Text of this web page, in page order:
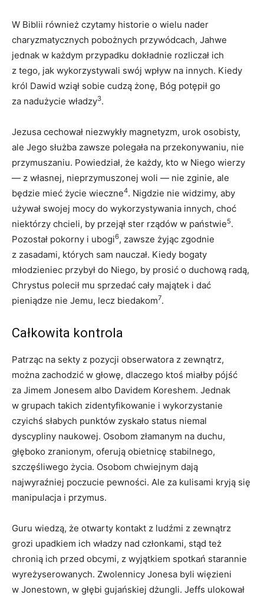
W Biblii również czytamy historie o wielu nader
charyzmatycznych pobożnych przywódcach, Jahwe
jednak w każdym przypadku dokładnie rozliczał ich
z tego, jak wykorzystywali swój wpływ na innych. Kiedy
król Dawid wziął sobie cudzą żonę, Bóg potępił go
za nadużycie władzy3.
Jezusa cechował niezwykły magnetyzm, urok osobisty,
ale Jego służba zawsze polegała na przekonywaniu, nie
przymuszaniu. Powiedział, że każdy, kto w Niego wierzy
— z własnej, nieprzymuszonej woli — nie zginie, ale
będzie mieć życie wieczne4. Nigdzie nie widzimy, aby
używał swojej mocy do wykorzystywania innych, choć
niektórzy chcieli, by przejął ster rządów w państwie5.
Pozostał pokorny i ubogi6, zawsze żyjąc zgodnie
z zasadami, których sam nauczał. Kiedy bogaty
młodzieniec przybył do Niego, by prosić o duchową radą,
Chrystus polecił mu sprzedać cały majątek i dać
pieniądze nie Jemu, lecz biedakom7.
Całkowita kontrola
Patrząc na sekty z pozycji obserwatora z zewnątrz,
można zachodzić w głowę, dlaczego ktoś miałby pójść
za Jimem Jonesem albo Davidem Koreshem. Jednak
w grupach takich zidentyfikowanie i wykorzystanie
czyichś słabych punktów zyskało status niemal
dyscypliny naukowej. Osobom złamanym na duchu,
głęboko zranionym, oferują obietnicę stabilnego,
szczęśliwego życia. Osobom chwiejnym dają
najwyraźniej poczucie pewności. Ale za kulisami kryją się
manipulacja i przymus.
Guru wiedzą, że otwarty kontakt z ludźmi z zewnątrz
grozi upadkiem ich władzy nad członkami, stąd też
chronią ich przed obcymi, z wyjątkiem spotkań starannie
wyreżyserowanych. Zwolennicy Jonesa byli więzieni
w Jonestown, w głębi gujańskiej dżungli. Jeffs ulokował